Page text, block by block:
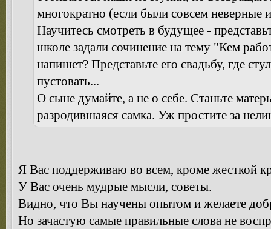
многократно (если были совсем неверные
Научитесь смотреть в будущее -
школе задали сочинение на тему "Кем
напишет? Представьте его свадьбу, где
пустовать...
О сыне думайте, а не о себе. Станьте
разродившаяся самка. Уж простите за
Я Вас поддерживаю во всем, кроме жесткой
У Вас очень мудрые мысли, советы.
Видно, что Вы научены опытом и желаете
Но зачастую самые правильные слова не